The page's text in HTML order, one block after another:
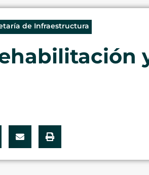
de Infraestructura